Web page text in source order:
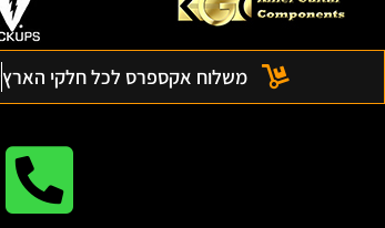
משלוח אקספרס לכל חלקי הארץ